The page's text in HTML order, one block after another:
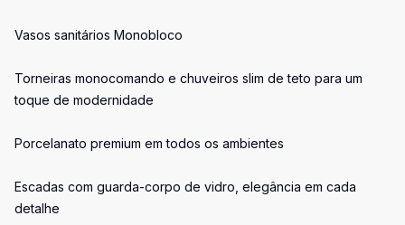
Vasos sanitários Monobloco
Torneiras monocomando e chuveiros slim de teto para um
toque de modernidade
Porcelanato premium em todos os ambientes
Escadas com guarda-corpo de vidro, elegância em cada
detalhe